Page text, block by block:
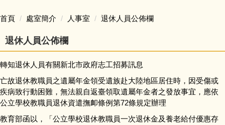
首頁 處室簡介 人事室 退休人員公佈欄
退休人員公佈欄
轉知退休人員有關新北市政府志工招募訊息
亡故退休教職員之遺屬年金領受遺族赴大陸地區居住時，因受傷或
疾病致行動困難，無法親自返臺領取遺屬年金者之發放事宜，應依
公立學校教職員退休資遣撫卹條例第72條規定辦理
教育部函以，「公立學校退休教職員一次退休金及養老給付優惠存